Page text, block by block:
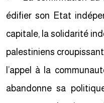
édifier son Etat
capitale, la solidarité
palestiniens
l’appel à la
abandonne sa